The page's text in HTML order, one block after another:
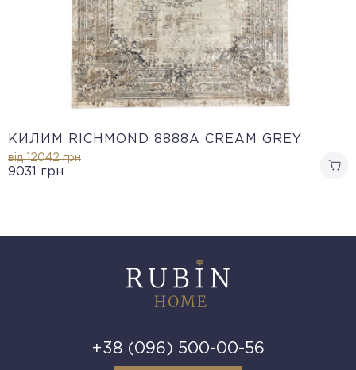
КИЛИМ RICHMOND 8888A CREAM GREY
від 12042грн
9031 грн
+38 (096) 500-00-56